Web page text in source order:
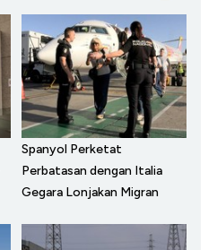
Spanyol Perketat
Perbatasan dengan Italia
Gegara Lonjakan Migran